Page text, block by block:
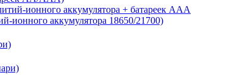
ионного аккумулятора + батареек AAA
ионного аккумулятора 18650/21700)